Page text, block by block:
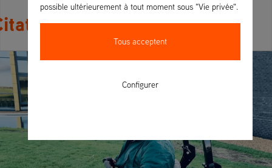
de clients
possible ultérieurement à tout moment sous "Vie privée".
Tous acceptent
Configurer